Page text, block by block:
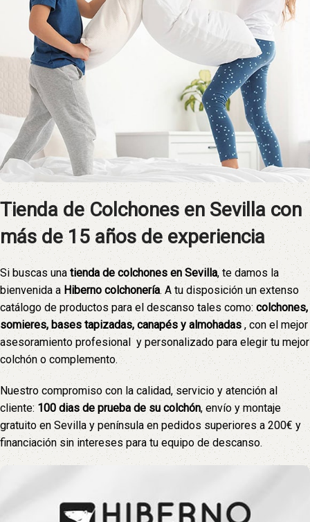
Tienda de Colchones en Sevilla con
más de 15 años de experiencia
Si buscas unatienda de colchones en Sevilla, te damos la
bienvenida a Hiberno colchonería. A tu disposición un extenso
catálogo de productos para el descanso tales como: colchones,
somieres, bases tapizadas, canapés y almohadas, con el mejor
asesoramiento profesional y personalizado para elegir tu mejor
colchón o complemento.
Nuestro compromiso con la calidad, servicio y atención al
cliente:100 dias de prueba de su colchón, envío y montaje
gratuito en Sevilla y península en pedidos superiores a 200€ y
financiación sin intereses para tu equipo de descanso.